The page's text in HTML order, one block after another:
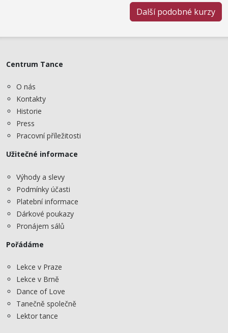
Další podobné kurzy
Centrum Tance
O nás
Kontakty
Historie
Press
Pracovní příležitosti
Užitečné informace
Výhody a slevy
Podmínky účasti
Platební informace
Dárkové poukazy
Pronájem sálů
Pořádáme
Lekce v Praze
Lekce v Brně
Dance of Love
Tanečně společně
Lektor tance